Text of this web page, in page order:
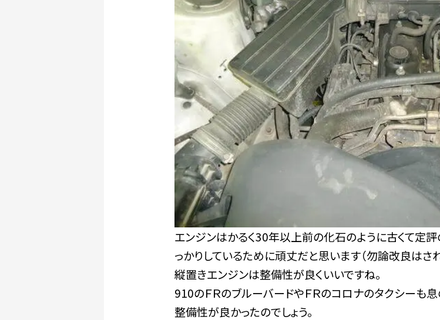
エンジンはかるく30年以上前の化石のように古くて定評
っかりしているために頑丈だと思います（勿論改良はされて
縦置きエンジンは整備性が良くいいですね。
910のＦＲのブルーバードやＦＲのコロナのタクシーも
整備性が良かったのでしょう。